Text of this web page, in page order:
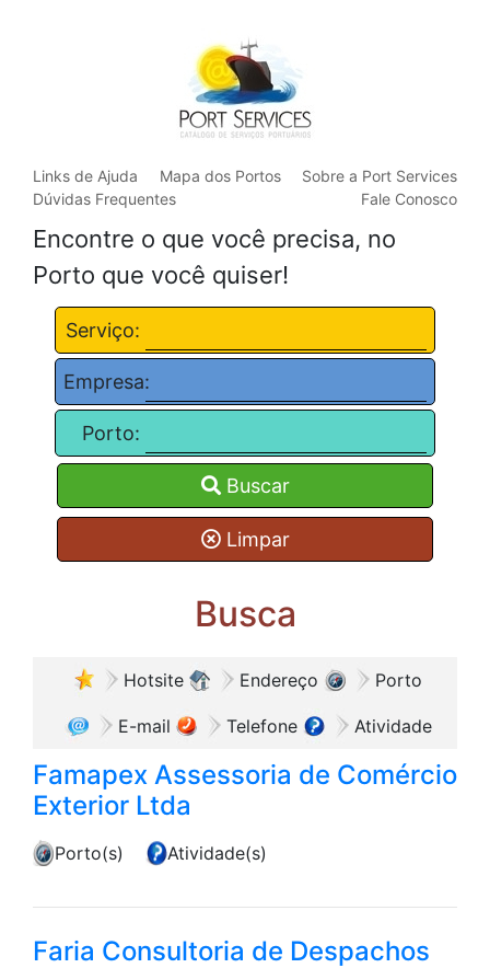
Links de Ajuda Mapa dos Portos
Sobre a Port Services
Dúvidas Frequentes
Fale Conosco
Encontre o que você precisa, no
Porto que você quiser!
Serviço:
Empresa:
Porto:
Buscar
Limpar
Busca
Hotsite Endereço Porto
E-mail Telefone Atividade
Famapex Assessoria de Comércio
Exterior Ltda
Porto(s) Atividade(s)
Faria Consultoria de Despachos